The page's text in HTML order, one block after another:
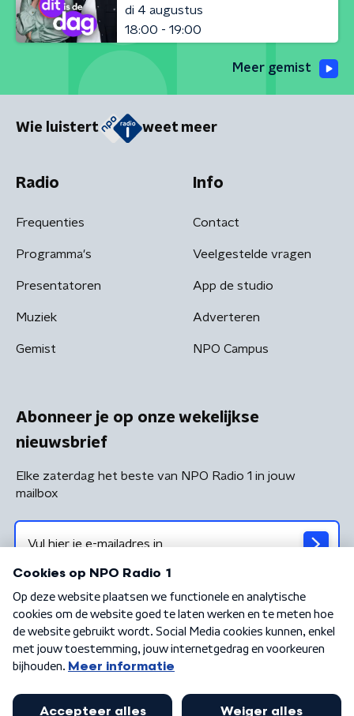
di 4 augustus
18:00 - 19:00
Meer gemist
Wie luistert weet meer
Radio
Frequenties
Programma's
Presentatoren
Muziek
Gemist
Info
Contact
Veelgestelde vragen
App de studio
Adverteren
NPO Campus
Abonneer je op onze wekelijkse
nieuwsbrief
Elke zaterdag het beste van NPO Radio 1 in jouw
mailbox
Algemene voorwaarden